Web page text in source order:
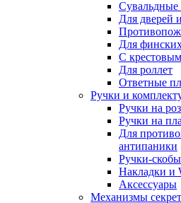
Сувальдные
Для дверей
Для
С
Для роллет
Ответные
Ручки и
Ручки на
Ручки на
Для
антипаники
Ручки-скобы
Накладки и
Аксессуары
Механизмы